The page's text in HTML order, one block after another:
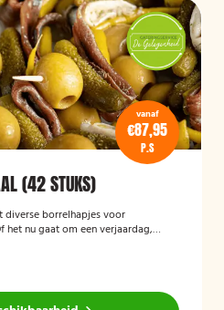
vanaf
€87,95
P.S
(42 STUKS)
diverse borrelhapjes voor
het nu gaat om een verjaardag,
aanbod. De tapasspiesjesschaal